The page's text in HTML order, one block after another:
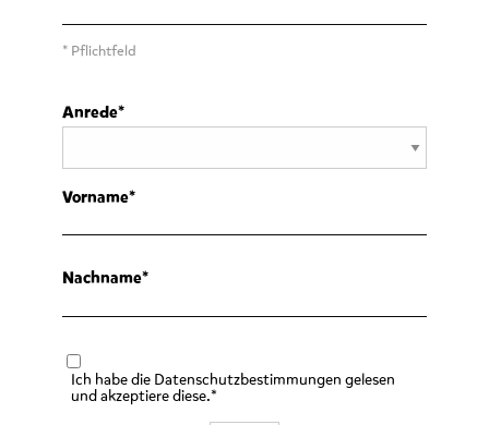
* Pflichtfeld
Anrede
Vorname
Nachname
Ich habe die Datenschutzbestimmungen gelesen
und akzeptiere diese.*